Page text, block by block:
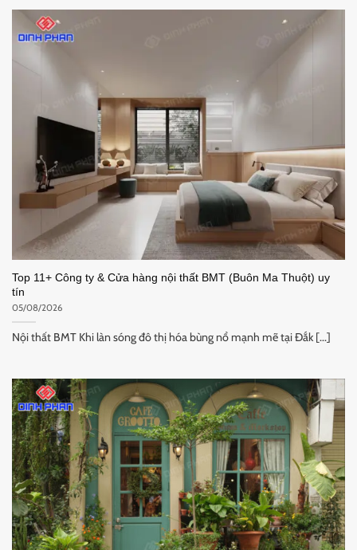
Top 11+ Công ty & Cửa hàng nội thất BMT (Buôn Ma Thuột) uy
tín
05/08/2026
Nội thất BMT Khi làn sóng đô thị hóa bùng nổ mạnh mẽ tại Đắk [...]